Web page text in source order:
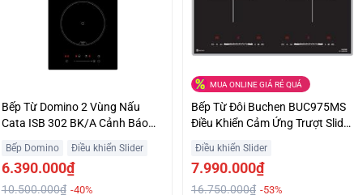
Bếp Từ Domino 2 Vùng Nấu
Cata ISB 302 BK/A Cảnh Báo
Bếp Domino Điều khiển Slider
6.390.000₫
10.500.000₫ -40%
MUA ONLINE GIÁ RẺ QUÁ
Bếp Từ Đôi Buchen BUC975MS
Điều Khiển Cảm Ứng Trượt Slider
Điều khiển Slider
7.990.000₫
16.750.000₫ -53%